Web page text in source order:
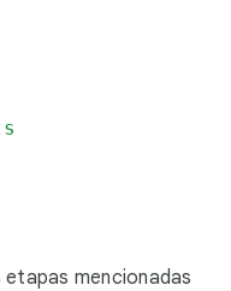
mencionadas